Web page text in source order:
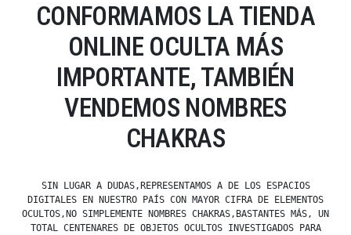
CONFORMAMOS LA TIENDA
ONLINE OCULTA MÁS
IMPORTANTE, TAMBIÉN
VENDEMOS NOMBRES
CHAKRAS
SIN LUGAR A DUDAS,REPRESENTAMOS A DE LOS ESPACIOS
DIGITALES EN NUESTRO PAÍS CON MAYOR CIFRA DE ELEMENTOS
OCULTOS,NO SIMPLEMENTE NOMBRES CHAKRAS,BASTANTES MÁS, UN
TOTAL CENTENARES DE OBJETOS OCULTOS INVESTIGADOS PARA